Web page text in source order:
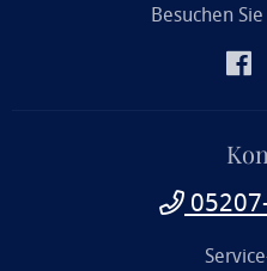
Besuchen